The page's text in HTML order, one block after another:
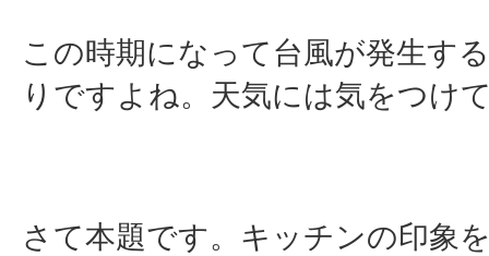
この時期になって台風が発生す
りですよね。天気には気をつけ
さて本題です。キッチンの印象